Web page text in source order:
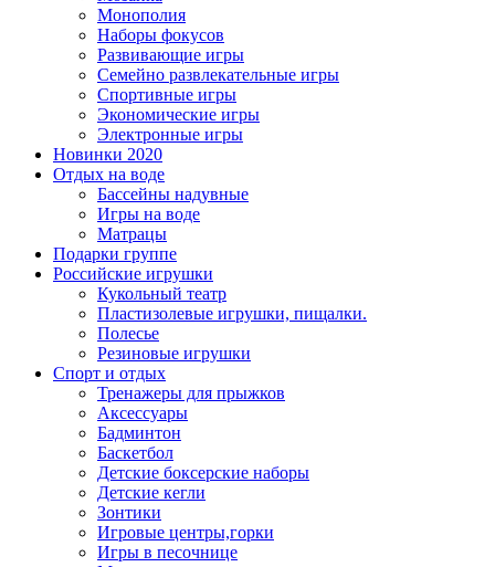
Монополия
Наборы фокусов
Развивающие игры
Семейно развлекательные игры
Спортивные игры
Экономические игры
Электронные игры
Новинки 2020
Отдых на воде
Бассейны надувные
Игры на воде
Матрацы
Подарки группе
Российские игрушки
Кукольный театр
Пластизолевые игрушки, пищалки.
Полесье
Резиновые игрушки
Спорт и отдых
Тренажеры для прыжков
Аксессуары
Бадминтон
Баскетбол
Детские боксерские наборы
Детские кегли
Зонтики
Игровые центры,горки
Игры в песочнице